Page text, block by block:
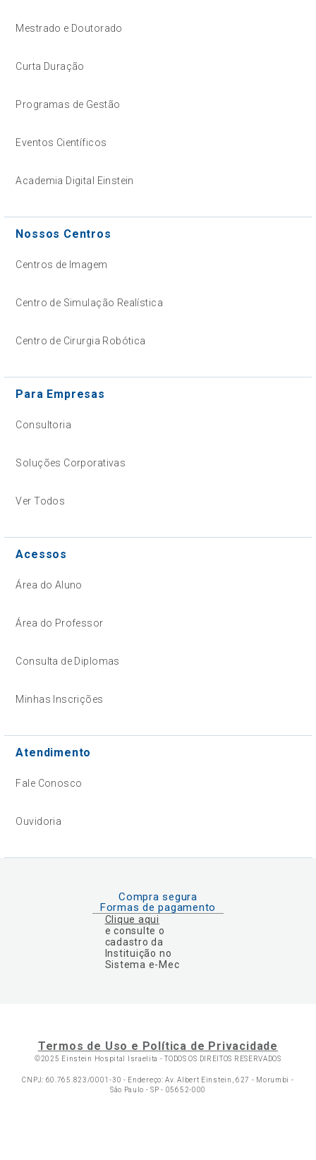
Mestrado e Doutorado
Curta Duração
Programas de Gestão
Eventos Científicos
Academia Digital Einstein
Nossos Centros
Centros de Imagem
Centro de Simulação Realística
Centro de Cirurgia Robótica
Para Empresas
Consultoria
Soluções Corporativas
Ver Todos
Acessos
Área do Aluno
Área do Professor
Consulta de Diplomas
Minhas Inscrições
Atendimento
Fale Conosco
Ouvidoria
Compra segura
Formas de pagamento
Clique aqui
e consulte o
cadastro da
Instituição no
Sistema e-Mec
Termos de Uso e Política de Privacidade
©2025 Einstein Hospital Israelita -TODOS OS DIREITOS RESERVADOS
CNPJ: 60.765.823/0001-30 - Endereço: Av. Albert Einstein, 627 - Morumbi -
São Paulo - SP - 05652-000